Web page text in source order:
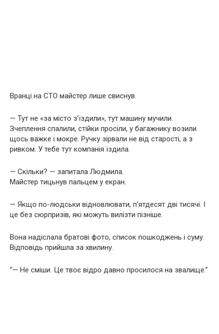
Вранці на СТО майстер лише свиснув.
— Тут не «за місто з’їздили», тут машину мучили.
Зчеплення спалили, стійки просіли, у багажнику возили
щось важке і мокре. Ручку зірвали не від старості, а з
ривком. У тебе тут компанія їздила.
— Скільки? — запитала Людмила.
Майстер тицьнув пальцем у екран.
— Якщо по-людськи відновлювати, п’ятдесят дві тисячі. І
це без сюрпризів, які можуть вилізти пізніше.
Вона надіслала братові фото, список пошкоджень і суму.
Відповідь прийшла за хвилину.
“— Не сміши. Це твоє відро давно просилося на звалище.”